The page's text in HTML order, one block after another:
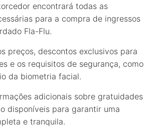
encontrará todas as
para a compra de ingressos
Fla-Flu.
preços, descontos exclusivos para
e os requisitos de segurança, como
da biometria facial.
adicionais sobre gratuidades
disponíveis para garantir uma
e tranquila.